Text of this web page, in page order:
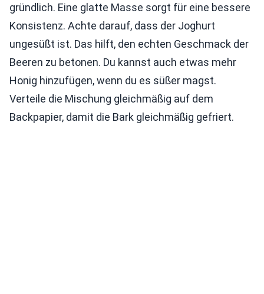
gründlich. Eine glatte Masse sorgt für eine bessere
Konsistenz. Achte darauf, dass der Joghurt
ungesüßt ist. Das hilft, den echten Geschmack der
Beeren zu betonen. Du kannst auch etwas mehr
Honig hinzufügen, wenn du es süßer magst.
Verteile die Mischung gleichmäßig auf dem
Backpapier, damit die Bark gleichmäßig gefriert.